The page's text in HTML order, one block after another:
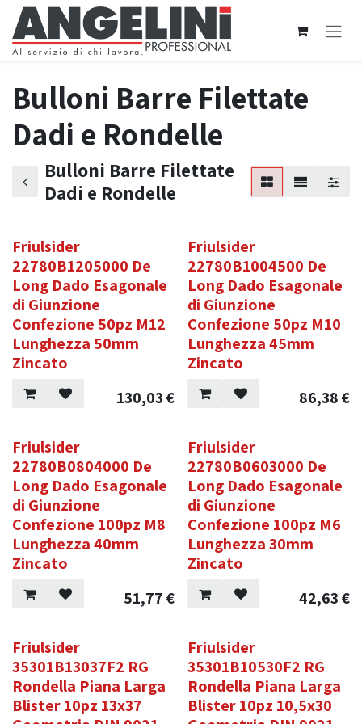
Passa al contenuto
Bulloni Barre Filettate
Dadi e Rondelle
Bulloni Barre Filettate
Dadi e Rondelle
Friulsider
22780B1205000 De
Long Dado Esagonale
di Giunzione
Confezione 50pz M12
Lunghezza 50mm
Zincato
130,03€
Friulsider
22780B1004500 De
Long Dado Esagonale
di Giunzione
Confezione 50pz M10
Lunghezza 45mm
Zincato
86,38€
Friulsider
22780B0804000 De
Long Dado Esagonale
di Giunzione
Confezione 100pz M8
Lunghezza 40mm
Zincato
51,77€
Friulsider
22780B0603000 De
Long Dado Esagonale
di Giunzione
Confezione 100pz M6
Lunghezza 30mm
Zincato
42,63€
Friulsider
35301B13037F2 RG
Rondella Piana Larga
Blister 10pz 13x37
Friulsider
35301B10530F2 RG
Rondella Piana Larga
Blister 10pz 10,5x30